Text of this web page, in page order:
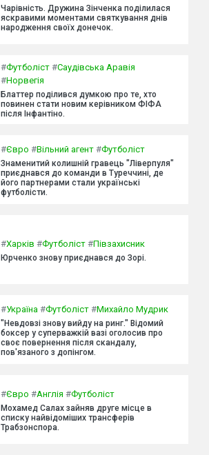
Чарівність. Дружина Зінченка поділилася
яскравими моментами святкування днів
народження своїх донечок.
#Футболіст #Саудівська Аравія
#Норвегія
Блаттер поділився думкою про те, хто
повинен стати новим керівником ФІФА
після Інфантіно.
#Євро #Вільний агент #Футболіст
Знаменитий колишній гравець "Ліверпуля"
приєднався до команди в Туреччині, де
його партнерами стали українські
футболісти.
#Харків #Футболіст #Півзахисник
Юрченко знову приєднався до Зорі.
#Україна #Футболіст #Михайло Мудрик
"Невдовзі знову вийду на ринг." Відомий
боксер у суперважкій вазі оголосив про
своє повернення після скандалу,
пов'язаного з допінгом.
#Євро #Англія #Футболіст
Мохамед Салах зайняв друге місце в
списку найвідоміших трансферів
Трабзонспора.